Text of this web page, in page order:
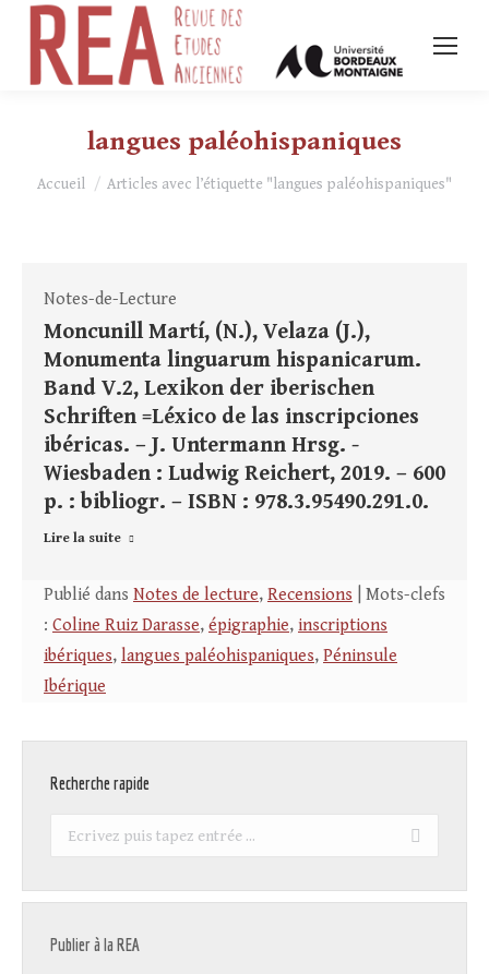
langues paléohispaniques
Vous êtes ici :
Accueil Articles avec l’étiquette "langues paléohispaniques"
Notes-de-Lecture
Moncunill Martí, (N.), Velaza (J.),
Monumenta linguarum hispanicarum.
Band V.2, Lexikon der iberischen
Schriften =Léxico de las inscripciones
ibéricas. – J. Untermann Hrsg. -
Wiesbaden : Ludwig Reichert, 2019. – 600
p. : bibliogr. – ISBN : 978.3.95490.291.0.
Lire la suite
Publié dans Notes de lecture, Recensions | Mots-clefs
: Coline Ruiz Darasse, épigraphie, inscriptions
ibériques, langues paléohispaniques, Péninsule
Ibérique
Recherche rapide
Recherche
Publier à la REA